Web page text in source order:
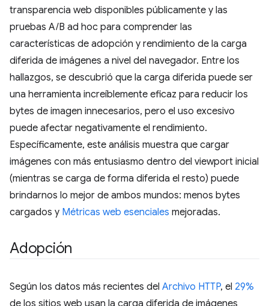
transparencia web disponibles públicamente y las
pruebas A/B ad hoc para comprender las
características de adopción y rendimiento de la carga
diferida de imágenes a nivel del navegador. Entre los
hallazgos, se descubrió que la carga diferida puede ser
una herramienta increíblemente eficaz para reducir los
bytes de imagen innecesarios, pero el uso excesivo
puede afectar negativamente el rendimiento.
Específicamente, este análisis muestra que cargar
imágenes con más entusiasmo dentro del viewport inicial
(mientras se carga de forma diferida el resto) puede
brindarnos lo mejor de ambos mundos: menos bytes
cargados y Métricas web esenciales mejoradas.
Adopción
Según los datos más recientes del Archivo HTTP, el 29%
de los sitios web usan la carga diferida de imágenes